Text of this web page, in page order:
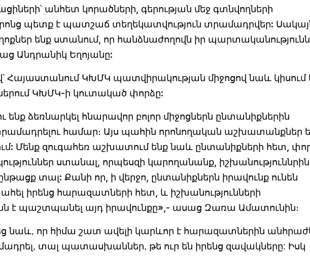
անհետ կորածների, գերության մեջ գտնվողների
պետք է պատշաճ տեղեկատվություն տրամադրվեր:
ենք ստանում, որ հանձնաժողովն իր
Անդրանիկ Եղոյանը:
Հայաստանում ԿԽՄԿ պատվիրակության միջոցով նաև կիսում
ԿԽՄԿ-ի կուտակած փորձը:
ենք ձեռնարկել հնարավոր բոլոր միջոցներն ընտանիքներին
համար։ Այս պահին որոնողական աշխատանքներ
Մենք զուգահեռ աշխատում ենք նաև ընտանիքների հետ,
ստանալ, որպեսզի կարողանանք, իշխանություննրին
տալ: Քանի որ, ի վերջո, ընտանիքներն իրավունք ունեն
իրենց հարազատների հետ, և իշխանությունների
է պաշտպանել այդ իրավունքը»,- ասաց Զառա Ամատունին։
նաև, որ հիմա շատ ավելի կարևոր է հարազատներին
տալ պատասխաններ, թե ուր են իրենց զավակները: Իսկ